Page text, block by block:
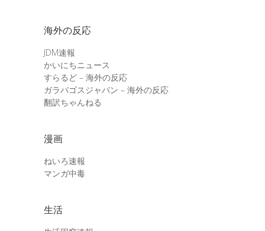
海外の反応
JDM速報
かいにちニュース
すらるど – 海外の反応
ガラパゴスジャパン – 海外の反応
翻訳ちゃんねる
漫画
ねいろ速報
マンガ中毒
生活